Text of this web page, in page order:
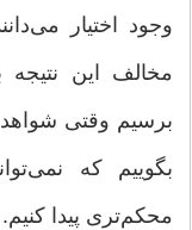
وجود اختیار
مخالف این نتیجه
برسیم وقتی شواهد
بگوییم که
محکم‌تری پیدا کنیم.